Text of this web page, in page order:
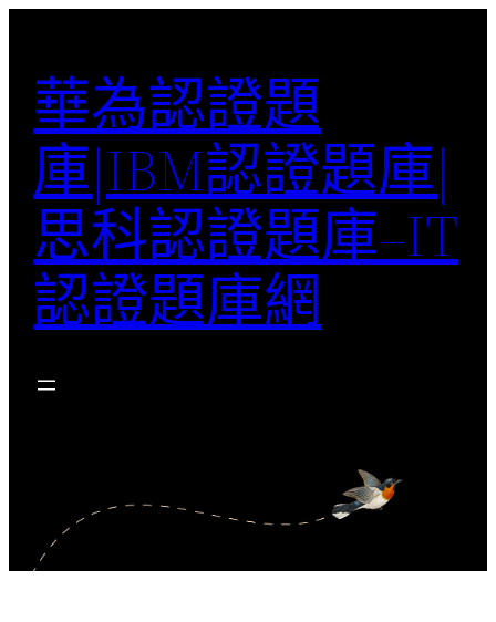
華為認證題
庫|IBM認證題庫|
思科認證題庫–IT
認證題庫網